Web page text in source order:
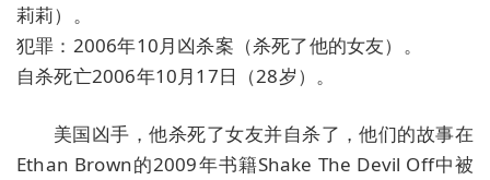
莉莉）。
犯罪：2006年10月凶杀案（杀死了他的女友）。
自杀死亡2006年10月17日（28岁）。
美国凶手，他杀死了女友并自杀了，他们的故事在
Ethan Brown的2009年书籍Shake The Devil Off中被